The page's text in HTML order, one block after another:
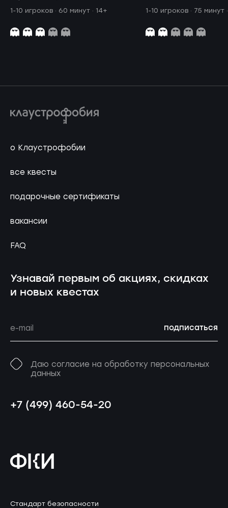
1-10 игроков · 60 минут · 14+ 1-10 игроков · 75 минут
о Клаустрофобии
все квесты
подарочные сертификаты
вакансии
FAQ
Узнавай первым об акциях, скидках
и новых квестах
подписаться
Даю согласие на обработку персональных
данных
+7 (499) 460-54-20
Стандарт безопасности